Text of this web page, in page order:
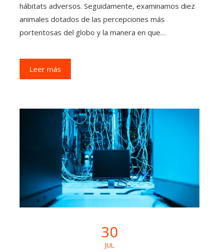
hábitats adversos. Seguidamente, examinamos diez
animales dotados de las percepciones más
portentosas del globo y la manera en que…
Leer más
30
JUL